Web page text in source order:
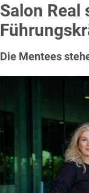
Salon Real
Die Mentees